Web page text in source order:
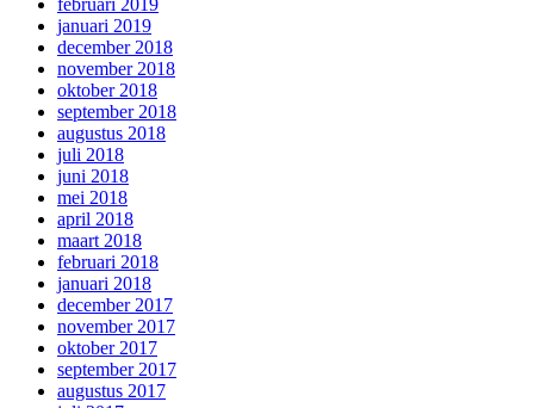
februari 2019
januari 2019
december 2018
november 2018
oktober 2018
september 2018
augustus 2018
juli 2018
juni 2018
mei 2018
april 2018
maart 2018
februari 2018
januari 2018
december 2017
november 2017
oktober 2017
september 2017
augustus 2017